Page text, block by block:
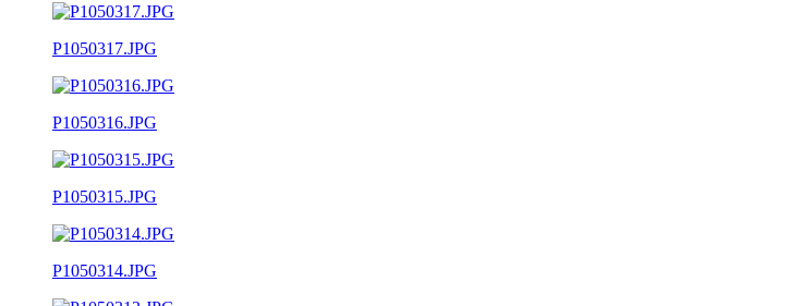
P1050317.JPG
P1050316.JPG
P1050315.JPG
P1050314.JPG